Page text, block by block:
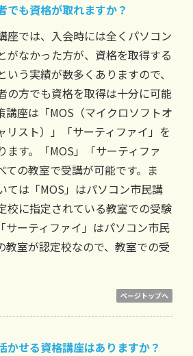
でも資格が取れますか？
座では、入会時には全くパソコン
がなかった方が、資格を取得する
いう実績が数多くありますので、
の方でも資格を取得は十分に可能
講座は「MOS（マイクロソフトオ
リスト）」「サーティファイ」を
ます。「MOS」「サーティファ
ての教室で受講が可能です。ま
ては「MOS」はパソコン市民講
校に指定されている教室での受験
サーティファイ」はパソコン市民
教室が認定校なので、教室での受
ページトップへ
かせる資格講座はありますか？